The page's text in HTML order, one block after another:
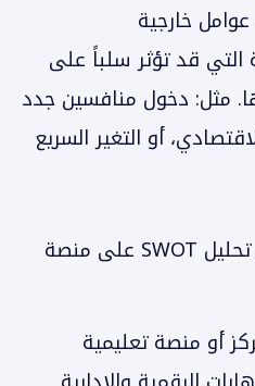
التي قد تؤثر سلباً على
مثل: دخول منافسين جدد
أو التغير السريع
دراسة حالة عملية: تطبيق تحليل SWOT على منصة
أو منصة تعليمية